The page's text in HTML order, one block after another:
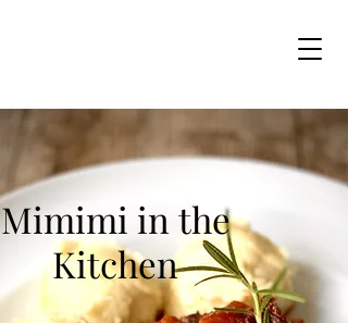
Mimimi in the
Kitchen